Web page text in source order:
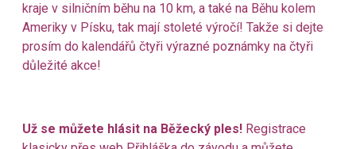
kraje v silničním běhu na 10 km, a také na Běhu kolem
Ameriky v Písku, tak mají stoleté výročí! Takže si dejte
prosím do kalendářů čtyři výrazné poznámky na čtyři
důležité akce!
Už se můžete hlásit na Běžecký ples! Registrace